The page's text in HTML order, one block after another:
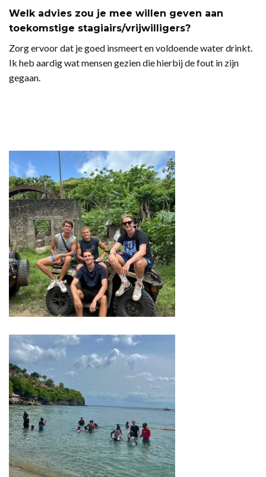
Welk advies zou je mee willen geven aan
toekomstige stagiairs/vrijwilligers?
Zorg ervoor dat je goed insmeert en voldoende water drinkt.
Ik heb aardig wat mensen gezien die hierbij de fout in zijn
gegaan.